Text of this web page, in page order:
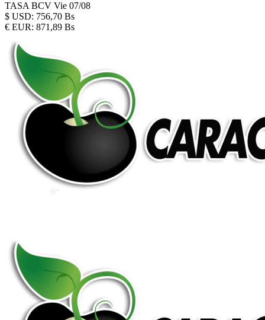
TASA BCV Vie 07/08
$ USD: 756,70 Bs
€ EUR: 871,89 Bs